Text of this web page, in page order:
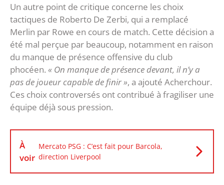
Un autre point de critique concerne les choix
tactiques de Roberto De Zerbi, qui a remplacé
Merlin par Rowe en cours de match. Cette décision a
été mal perçue par beaucoup, notamment en raison
du manque de présence offensive du club
phocéen. « On manque de présence devant, il n’y a
pas de joueur capable de finir », a ajouté Acherchour.
Ces choix controversés ont contribué à fragiliser une
équipe déjà sous pression.
À
voir
Mercato PSG : C’est fait pour Barcola,
direction Liverpool